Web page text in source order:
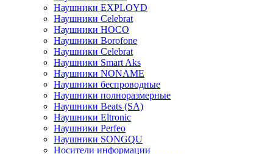
Наушники EXPLOYD
Наушники Celebrat
Наушники HOCO
Наушники Borofone
Наушники Celebrat
Наушники Smart Aks
Наушники NONAME
Наушники беспроводные
Наушники полноразмерные
Наушники Beats (SA)
Наушники Eltronic
Наушники Perfeo
Наушники SONGQU
Носители информации